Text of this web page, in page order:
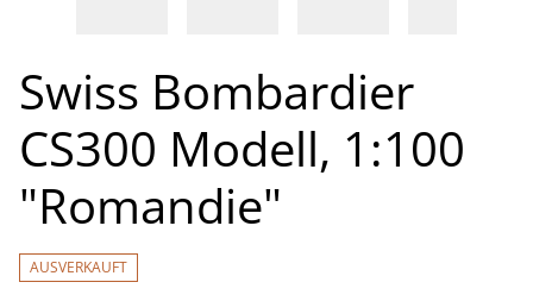
Swiss Bombardier
CS300 Modell, 1:100
"Romandie"
AUSVERKAUFT